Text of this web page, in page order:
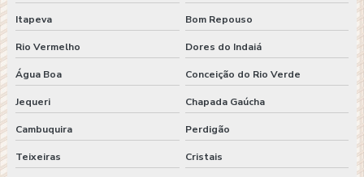
Itapeva Bom Repouso
Rio Vermelho Dores do Indaiá
Água Boa Conceição do Rio Verde
Jequeri Chapada Gaúcha
Cambuquira Perdigão
Teixeiras Cristais